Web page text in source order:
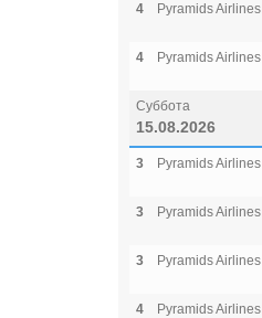
4 Pyramids Airlines
4 Pyramids Airlines
Суббота
15.08.2026
3 Pyramids Airlines
3 Pyramids Airlines
3 Pyramids Airlines
4 Pyramids Airlines